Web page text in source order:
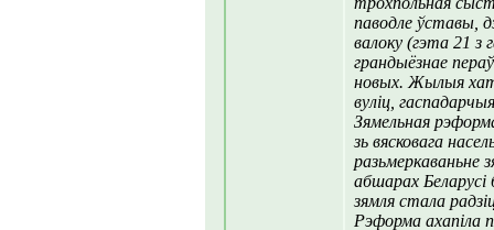
паводле ўставы,
валоку (гэта 21
грандыёзнае
новых. Жылыя
вуліц,
Зямельная
зь вясковага
разьмеркаваньне
абшарах
зямля стала
Рэформа ахапіла